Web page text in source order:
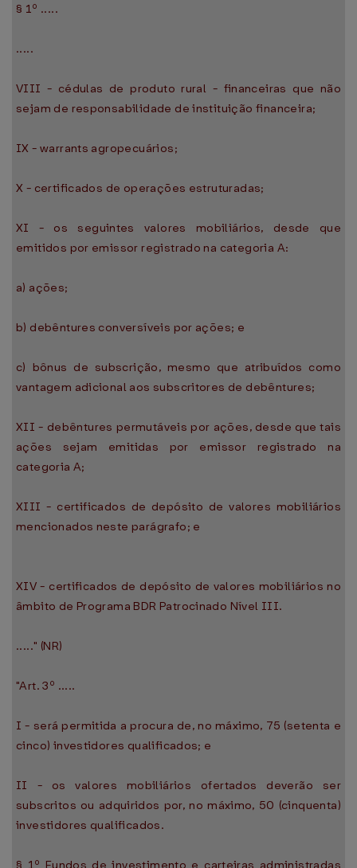
§ 1º .....
.....
VIII - cédulas de produto rural - financeiras que não
sejam de responsabilidade de instituição financeira;
IX - warrants agropecuários;
X - certificados de operações estruturadas;
XI - os seguintes valores mobiliários, desde que
emitidos por emissor registrado na categoria A:
a) ações;
b) debêntures conversíveis por ações; e
c) bônus de subscrição, mesmo que atribuídos como
vantagem adicional aos subscritores de debêntures;
XII - debêntures permutáveis por ações, desde que tais
ações sejam emitidas por emissor registrado na
categoria A;
XIII - certificados de depósito de valores mobiliários
mencionados neste parágrafo; e
XIV - certificados de depósito de valores mobiliários no
âmbito de Programa BDR Patrocinado Nível III.
....." (NR)
"Art. 3º .....
I - será permitida a procura de, no máximo, 75 (setenta e
cinco) investidores qualificados; e
II - os valores mobiliários ofertados deverão ser
subscritos ou adquiridos por, no máximo, 50 (cinquenta)
investidores qualificados.
§ 1º Fundos de investimento e carteiras administradas